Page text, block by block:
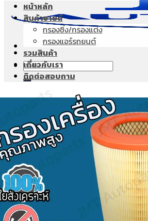
Search
for:
Search
for:
หน้าหลัก
สินค้าขายดี
กรองซิ่ง/กรองแต่ง
กรองแอร์รถยนต์
รวมสินค้า
เกี่ยวกับเรา
ติดต่อสอบถาม